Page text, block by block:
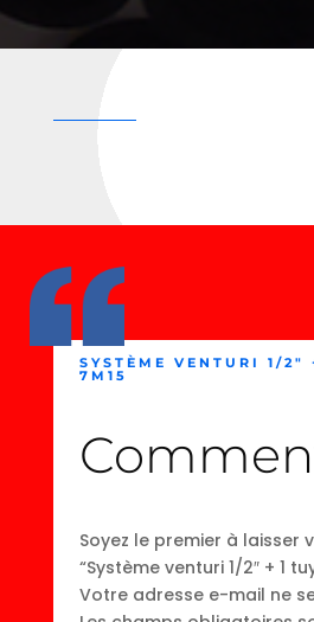
SYSTÈME VENTURI 1/2″
7M15
Soyez le premier à laisser
“Système venturi 1/2″ + 1
Votre adresse e-mail ne